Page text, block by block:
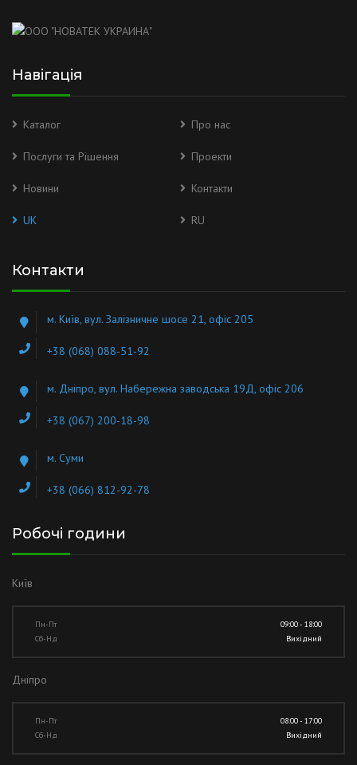
Навігація
Каталог Про нас
Послуги та Рішення Проекти
Новини Контакти
UK RU
Контакти
м. Київ, вул. Залізничне шосе 21, офіс 205
+38 (068) 088-51-92
м. Дніпро, вул. Набережна заводська 19Д, офіс 206
+38 (067) 200-18-98
м. Суми
+38 (066) 812-92-78
Робочі години
Київ
Пн-Пт
09:00 - 18:00
Сб-Нд
Вихідний
Дніпро
Пн-Пт
08:00 - 17:00
Сб-Нд
Вихідний